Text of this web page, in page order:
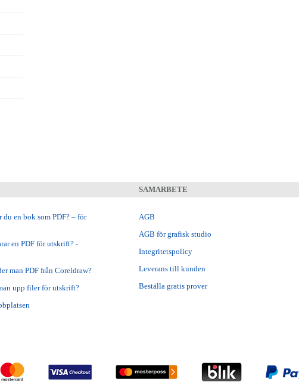
du en bok som PDF? – för
en PDF för utskrift? -
man PDF från Coreldraw?
upp filer för utskrift?
SAMARBETE
AGB
AGB för grafisk studio
Integritetspolicy
Leverans till kunden
Beställa gratis prover